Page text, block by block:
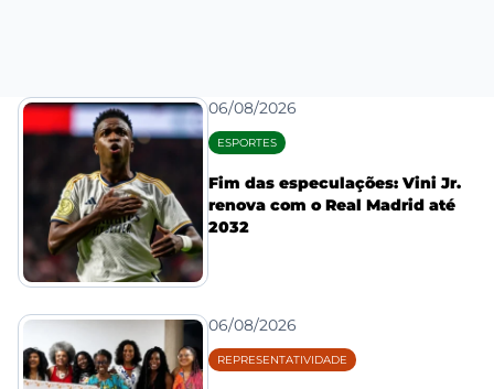
06/08/2026
ESPORTES
Fim das especulações: Vini Jr.
renova com o Real Madrid até
2032
06/08/2026
REPRESENTATIVIDADE